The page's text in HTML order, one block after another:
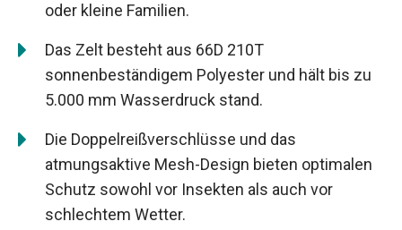
oder kleine Familien.
Das Zelt besteht aus 66D 210T
sonnenbeständigem Polyester und hält bis zu
5.000 mm Wasserdruck stand.
Die Doppelreißverschlüsse und das
atmungsaktive Mesh-Design bieten optimalen
Schutz sowohl vor Insekten als auch vor
schlechtem Wetter.